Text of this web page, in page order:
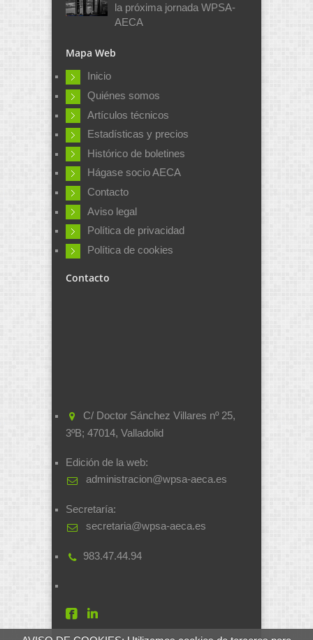
la próxima jornada WPSA-
AECA
Mapa Web
Inicio
Quiénes somos
Artículos técnicos
Estadísticas y precios
Histórico de boletines
Hágase socio AECA
Contacto
Aviso legal
Política de privacidad
Política de cookies
Contacto
C/ Doctor Sánchez Villares nº 25,
3ºB; 47014, Valladolid
Edición de la web:
administracion@wpsa-aeca.es
Secretaría:
secretaria@wpsa-aeca.es
983.47.44.94